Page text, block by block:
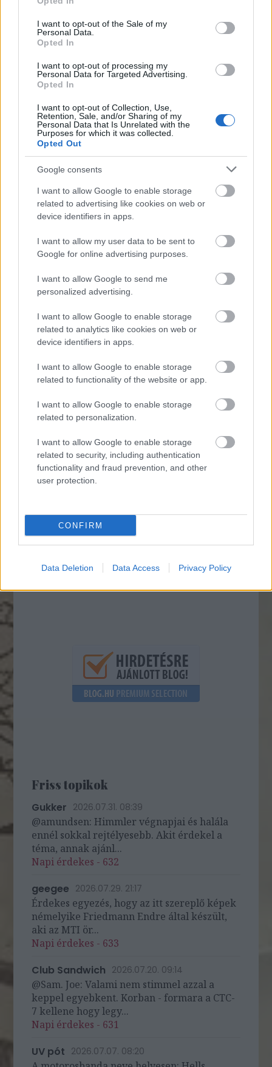
use your data for below specified purposes in below Google
consent section.
I want to opt-out of the Sale of my
Personal Data.
Opted In
I want to opt-out of processing my
Personal Data for Targeted Advertising.
Opted In
I want to opt-out of Collection, Use,
Retention, Sale, and/or Sharing of my
Personal Data that Is Unrelated with the
Purposes for which it was collected.
Opted Out
Google consents
I want to allow Google to enable storage
related to advertising like cookies on web or
device identifiers in apps.
I want to allow my user data to be sent to
Google for online advertising purposes.
I want to allow Google to send me
personalized advertising.
I want to allow Google to enable storage
related to analytics like cookies on web or
device identifiers in apps.
I want to allow Google to enable storage
related to functionality of the website or app.
I want to allow Google to enable storage
related to personalization.
I want to allow Google to enable storage
related to security, including authentication
functionality and fraud prevention, and other
user protection.
CONFIRM
Data Deletion Data Access Privacy Policy
* * *
Friss topikok
Gukker 2026.07.31. 08:39
@amundsen: Himmler végnapjai és halála
ennél sokkal rejtélyesebb. Akit érdekel a
téma, annak ajánl...
Napi érdekes - 632
geegee 2026.07.29. 21:17
Érdekes egyezés, hogy az itt szereplő képek
némelyike Friedmann Endre által készült,
aki az MTI ör...
Napi érdekes - 633
Club Sandwich 2026.07.20. 09:14
@Sam. Joe: Valami nem stimmel azzal a
keppel egyebkent. Korban - formara a CTC-
7 kellene hogy legy...
Napi érdekes - 631
UV pót 2026.07.07. 08:20